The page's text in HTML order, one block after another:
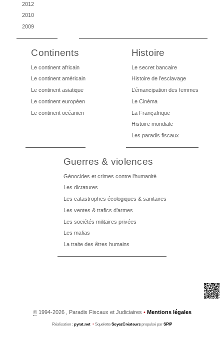
2012
2010
2009
Continents
Le continent africain
Le continent américain
Le continent asiatique
Le continent européen
Le continent océanien
Histoire
Le secret bancaire
Histoire de l’esclavage
L’émancipation des femmes
Le Cinéma
La Françafrique
Histoire mondiale
Les paradis fiscaux
Guerres & violences
Génocides et crimes contre l’humanité
Les dictatures
Les catastrophes écologiques & sanitaires
Les ventes & trafics d’armes
Les sociétés militaires privées
Les mafias
La traite des êtres humains
©1994-2026 , Paradis Fiscaux et Judiciaires • Mentions légales
Réalisation : pyrat.net • Squelette SoyezCréateurs propulsé par SPIP